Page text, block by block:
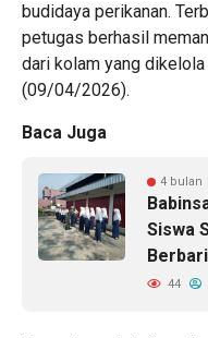
budidaya perikanan.
petugas berhasil
dari kolam yang
(09/04/2026).
Baca Juga
4 bulan
Siswa
44